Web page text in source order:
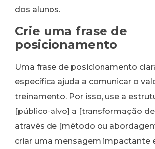
dos alunos.
Crie uma frase de
posicionamento
Uma frase de posicionamento
específica ajuda a comunicar o
treinamento. Por isso, use a
[público-alvo] a [transformação
através de [método ou
criar uma mensagem impactante